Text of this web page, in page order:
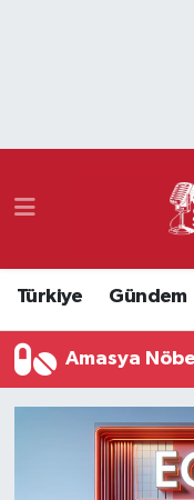
Türkiye Gündem
Amasya
Namaz
Süper Lig Puan
Tüm Manşetler
Son Dakika
Haber Arşivi